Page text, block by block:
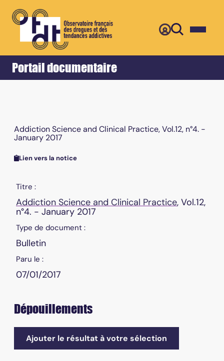
Portail documentaire
Accueil Retour
Addiction Science and Clinical Practice, Vol.12, n°4. -
January 2017
Lien vers la notice
Titre :
Addiction Science and Clinical Practice, Vol.12,
n°4. - January 2017
Type de document :
Bulletin
Paru le :
07/01/2017
Dépouillements
Ajouter le résultat à votre sélection